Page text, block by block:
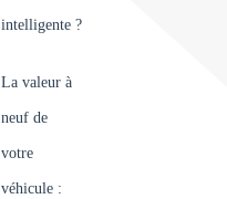
intelligente ?
La valeur à
neuf de
votre
véhicule :